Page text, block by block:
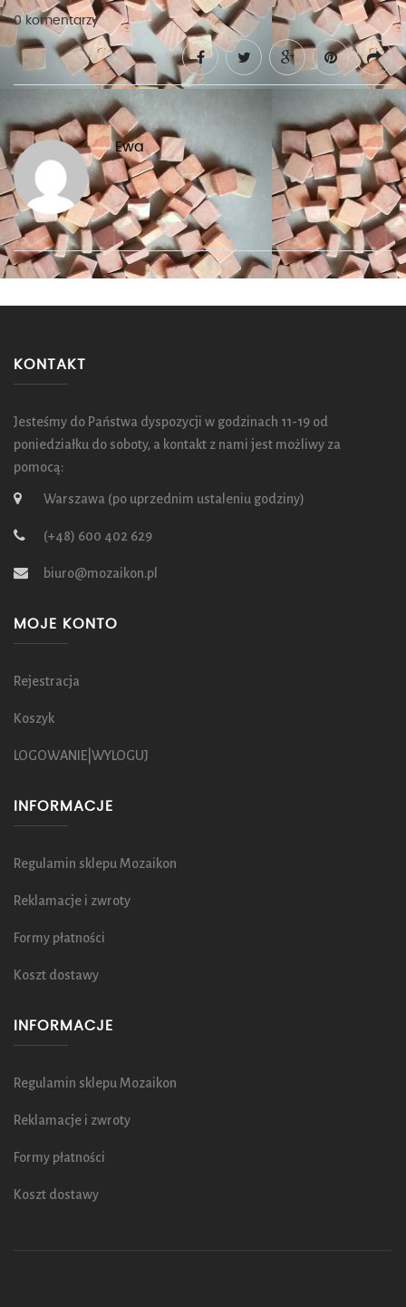
0 komentarzy
Ewa
KONTAKT
Jesteśmy do Państwa dyspozycji w godzinach 11-19 od
poniedziałku do soboty, a kontakt z nami jest możliwy za
pomocą:
Warszawa (po uprzednim ustaleniu godziny)
(+48) 600 402 629
biuro@mozaikon.pl
MOJE KONTO
Rejestracja
Koszyk
LOGOWANIE|WYLOGUJ
INFORMACJE
Regulamin sklepu Mozaikon
Reklamacje i zwroty
Formy płatności
Koszt dostawy
INFORMACJE
Regulamin sklepu Mozaikon
Reklamacje i zwroty
Formy płatności
Koszt dostawy